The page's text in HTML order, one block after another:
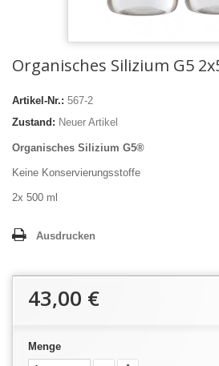
Organisches Silizium G5
Artikel-Nr.: 567-2
Zustand: Neuer Artikel
Organisches Silizium G5®
Keine Konservierungsstoffe
2x 500 ml
Ausdrucken
43,00 €
Menge